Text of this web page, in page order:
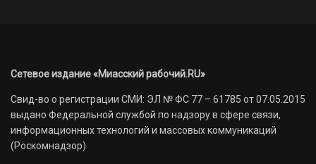
Сетевое издание «Миасский рабочий.RU»
Свид-во о регистрации СМИ: ЭЛ № ФС 77 – 61785 от 07.05.2015
выдано Федеральной службой по надзору в сфере связи,
информационных технологий и массовых коммуникаций
(Роскомнадзор)